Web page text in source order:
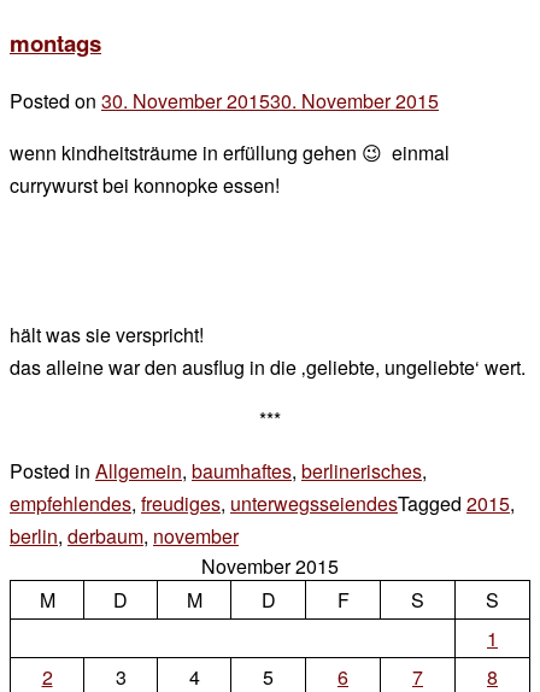
montags
Posted on 30. November 201530. November 2015
chef
wenn kindheitsträume in erfüllung gehen 😉 einmal
currywurst bei konnopke essen!
hält was sie verspricht!
das alleine war den ausflug in die ‚geliebte, ungeliebte‘ wert.
***
Posted in Allgemein, baumhaftes, berlinerisches,
empfehlendes, freudiges, unterwegsseiendesTagged 2015,
berlin, derbaum, november3 Kommentare
zu
montags
November 2015
M
D M D F S
S
1
2
3 4 5 6 7
8